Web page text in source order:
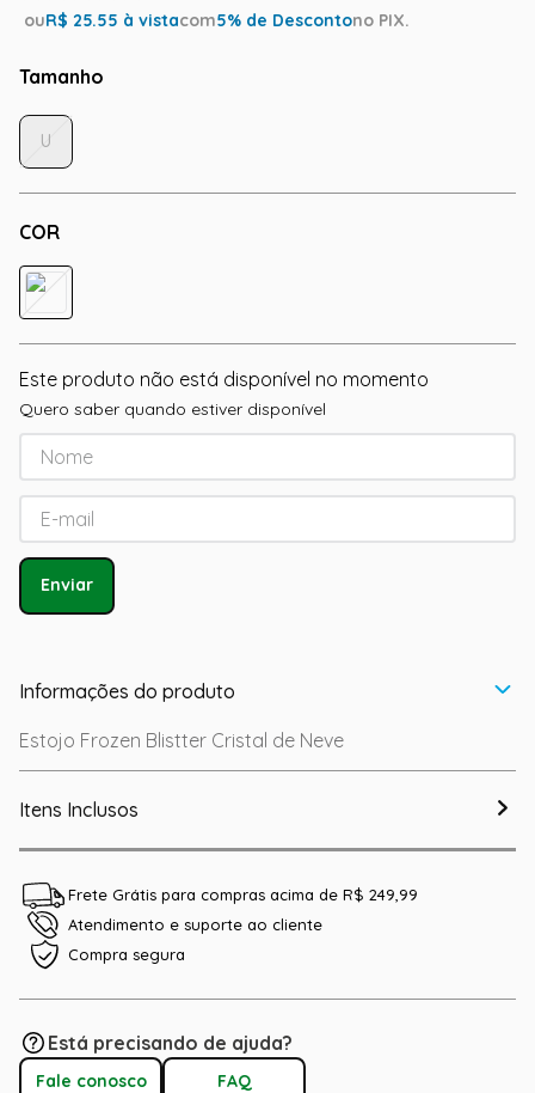
ouR$ 25.55 à vistacom5% de Descontono PIX.
Tamanho
COR
U
Este produto não está disponível no momento
Quero saber quando estiver disponível
Enviar
Informações do produto
Estojo Frozen Blistter Cristal de Neve
Itens Inclusos
Frete Grátis para compras acima de R$ 249,99
Atendimento e suporte ao cliente
Compra segura
Está precisando de ajuda?
Fale conosco FAQ